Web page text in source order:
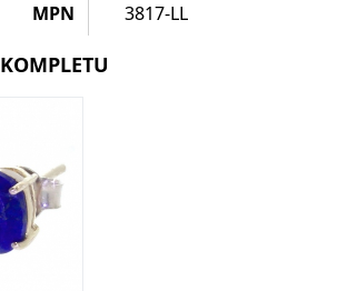
MPN
3817-LL